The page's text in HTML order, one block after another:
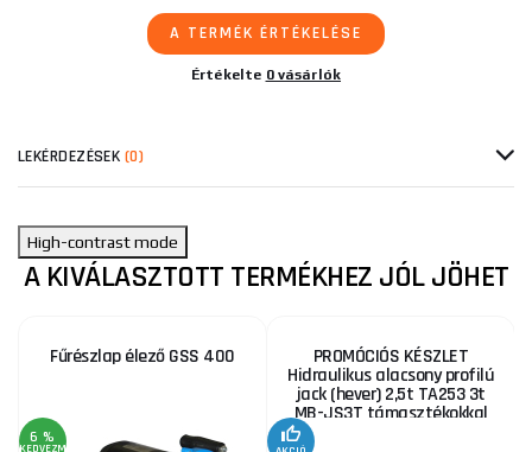
A TERMÉK ÉRTÉKELÉSE
Értékelte 0 vásárlók
LEKÉRDEZÉSEK (0)
High-contrast mode
A KIVÁLASZTOTT TERMÉKHEZ JÓL JÖHET
Fűrészlap élező GSS 400
6 %
KEDVEZMÉNY
PROMÓCIÓS KÉSZLET
Hidraulikus alacsony profilú
jack (hever) 2,5t TA253 3t
MB-JS3T támasztékokkal